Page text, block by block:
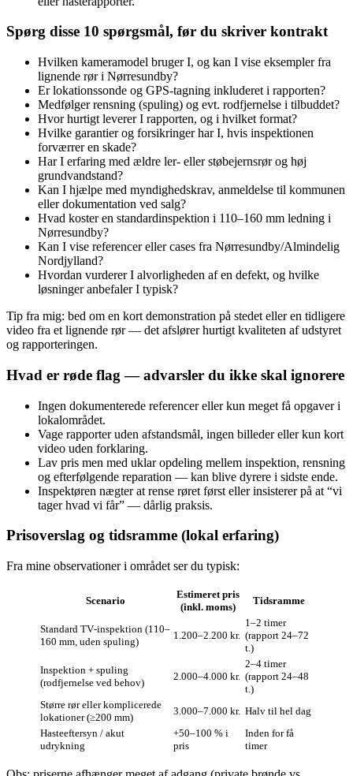
Spørg disse 10 spørgsmål, før du skriver kontrakt
Hvilken kameramodel bruger I, og kan I vise eksempler fra
lignende rør i Nørresundby?
Er lokationssonde og GPS‑tagning inkluderet i rapporten?
Medfølger rensning (spuling) og evt. rodfjernelse i tilbuddet?
Hvor hurtigt leverer I rapporten, og i hvilket format?
Hvilke garantier og forsikringer har I, hvis inspektionen
forværrer en skade?
Har I erfaring med ældre ler- eller støbejernsrør og høj
grundvandstand?
Kan I hjælpe med myndighedskrav, anmeldelse til kommunen
eller dokumentation ved salg?
Hvad koster en standardinspektion i 110–160 mm ledning i
Nørresundby?
Kan I vise referencer eller cases fra Nørresundby/Almindelig
Nordjylland?
Hvordan vurderer I alvorligheden af en defekt, og hvilke
løsninger anbefaler I typisk?
Tip fra mig: bed om en kort demonstration på stedet eller en tidligere
video fra et lignende rør — det afslører hurtigt kvaliteten af udstyret
og rapporteringen.
Hvad er røde flag — advarsler du ikke skal ignorere
Ingen dokumenterede referencer eller kun meget få opgaver i
lokalområdet.
Vage rapporter uden afstandsmål, ingen billeder eller kun kort
video uden forklaring.
Lav pris men med uklar opdeling mellem inspektion, rensning
og efterfølgende reparation — kan blive dyrere i sidste ende.
Inspektøren nægter at rense røret først eller insisterer på at “vi
tager hvad vi får” — dårlig praksis.
Prisoverslag og tidsramme (lokal erfaring)
Fra mine observationer i området ser du typisk:
Scenario
Estimeret pris
(inkl. moms)
Tidsramme
Standard TV‑inspektion (110–
160 mm, uden spuling)
1.200–2.200 kr.
1–2 timer
(rapport 24–72
t.)
Inspektion + spuling
(rodfjernelse ved behov)
2.000–4.000 kr.
2–4 timer
(rapport 24–48
t.)
Større rør eller komplicerede
lokationer (≥200 mm)
3.000–7.000 kr. Halv til hel dag
Hasteeftersyn / akut
udrykning
+50–100 % i
pris
Inden for få
timer